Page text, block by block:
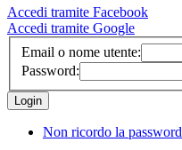
Accedi tramite Facebook
Accedi tramite Google
Email o nome utente:
Password:
Non ricordo la password